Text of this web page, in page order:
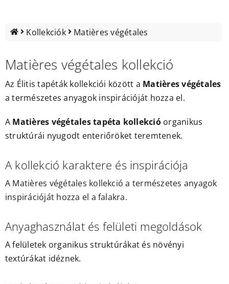
Kollekciók Matières végétales
Matières végétales kollekció
Az Élitis tapéták kollekciói között a Matières végétales
a természetes anyagok inspirációját hozza el.
A Matières végétales tapéta kollekcióorganikus
struktúrái nyugodt enteriőröket teremtenek.
A kollekció karaktere és inspirációja
A Matières végétales kollekció a természetes anyagok
inspirációját hozza el a falakra.
Anyaghasználat és felületi megoldások
A felületek organikus struktúrákat és növényi
textúrákat idéznek.